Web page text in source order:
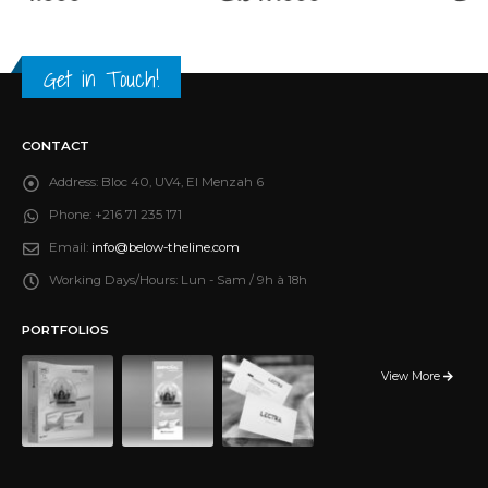
Get in Touch!
CONTACT
Address: Bloc 40, UV4, El Menzah 6
Phone: +216 71 235 171
Email: info@below-theline.com
Working Days/Hours: Lun - Sam / 9h à 18h
PORTFOLIOS
View More